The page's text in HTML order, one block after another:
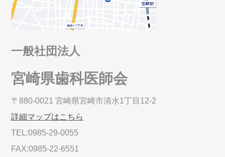
一般社団法人
宮崎県歯科医師会
〒880-0021 宮崎県宮崎市清水1丁目12-2
詳細マップはこちら
TEL:0985-29-0055
FAX:0985-22-6551